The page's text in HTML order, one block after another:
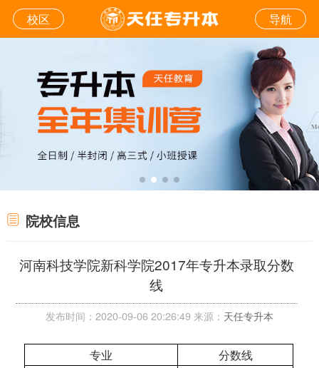
校区 导航
院校信息
河南科技学院新科学院2017年专升本录取分数
线
发布时间：2020-09-06 20:26:49 来源： 天任专升本
专业
分数线